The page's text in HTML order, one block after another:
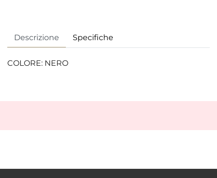
Descrizione Specifiche
COLORE: NERO